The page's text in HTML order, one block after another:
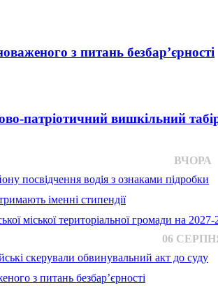
з питань безбар’єрності
патріотичний вишкільний
ВЧОРА
посвідчення водія з ознаками підробки
іменні стипендії
міської територіальної громади на
06
скерували обвинувальний акт до суду
з питань безбар’єрності